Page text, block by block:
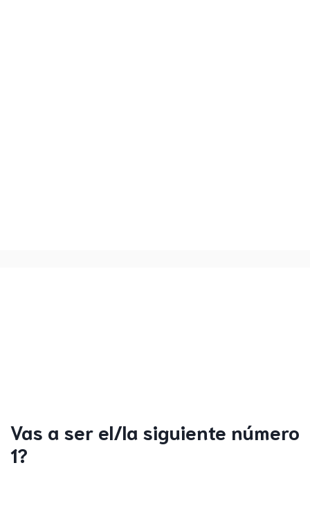
Vas a ser el/la siguiente número
1?